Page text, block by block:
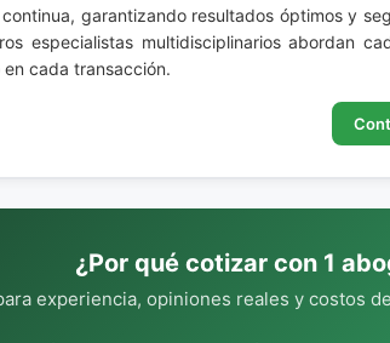
garantizando resultados óptimos y
especialistas multidisciplinarios abordan
cada transacción.
¿Por qué cotizar con 1
experiencia, opiniones reales y costos